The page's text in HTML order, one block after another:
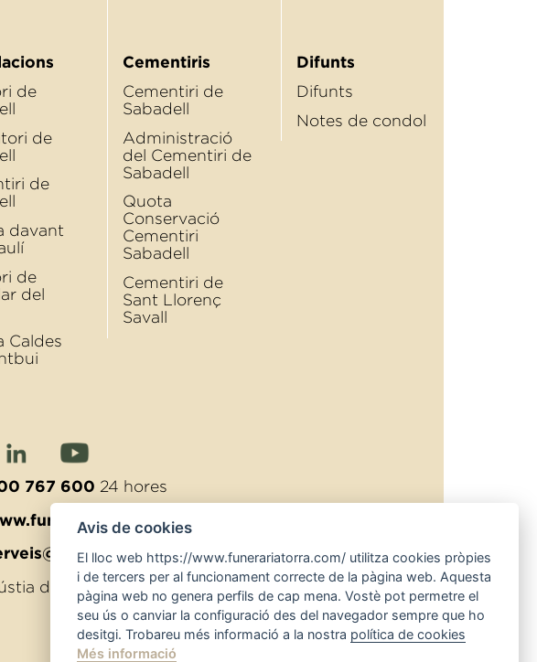
de
de
de
davant
de
del
Caldes
Cementiris
Cementiri de
Sabadell
Administració
del Cementiri de
Sabadell
Quota
Conservació
Cementiri
Sabadell
Cementiri de
Sant Llorenç
Savall
Difunts
Difunts
Notes de condol
767 600 24 hores
de suggeriments
Avis de cookies
El lloc web https://www.funerariatorra.com/ utilitza cookies pròpies
i de tercers per al funcionament correcte de la pàgina web. Aquesta
pàgina web no genera perfils de cap mena. Vostè pot permetre el
seu ús o canviar la configuració des del navegador sempre que ho
desitgi. Trobareu més informació a la nostra política de cookies
Més informació